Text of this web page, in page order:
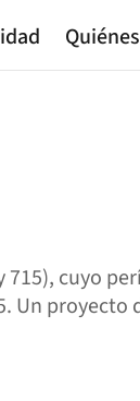
715), cuyo
Un